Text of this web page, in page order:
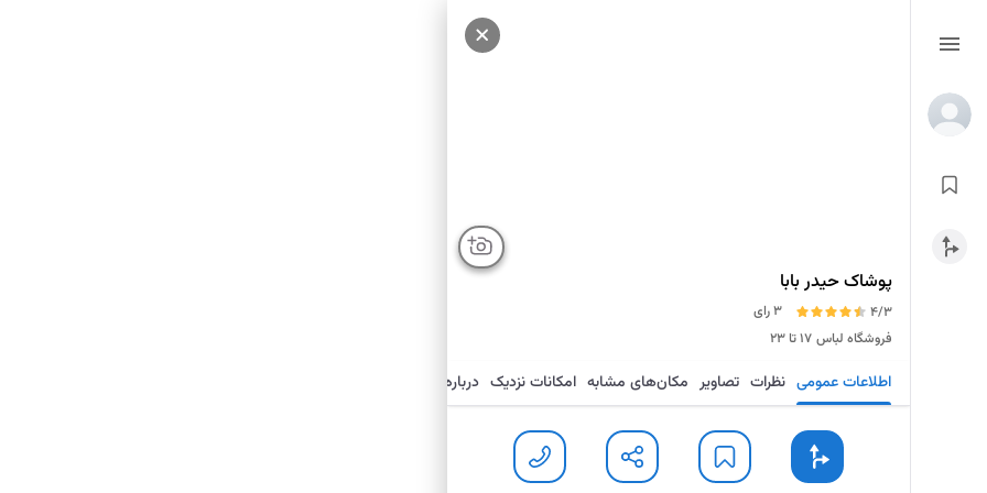
پوشاک حیدر بابا
4/3
3 رای
فروشگاه لباس ۱۷ تا ۲۳
اطلاعات عمومی نظرات تصاویر مکان‌های مشابه امکانات نزدیک درباره